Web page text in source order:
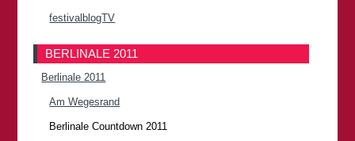
festivalblogTV
BERLINALE 2011
Berlinale 2011
Am Wegesrand
Berlinale Countdown 2011